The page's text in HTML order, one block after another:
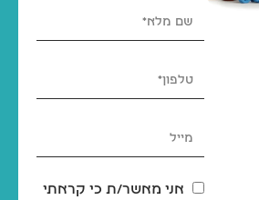
אני מאשר/ת כי קראתי